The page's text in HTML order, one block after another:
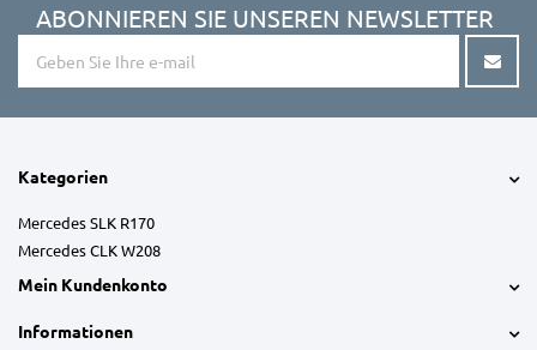
ABONNIEREN SIE UNSEREN NEWSLETTER
Kategorien
Mercedes SLK R170
Mercedes CLK W208
Mein Kundenkonto
Informationen